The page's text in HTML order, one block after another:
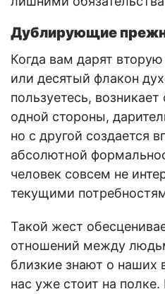
Дублирующие
Когда вам дарят
или десятый флакон
пользуетесь,
одной стороны,
но с другой создается
абсолютной
человек совсем не
текущими
Такой жест
отношений между
близкие знают о наших
нас уже стоит на